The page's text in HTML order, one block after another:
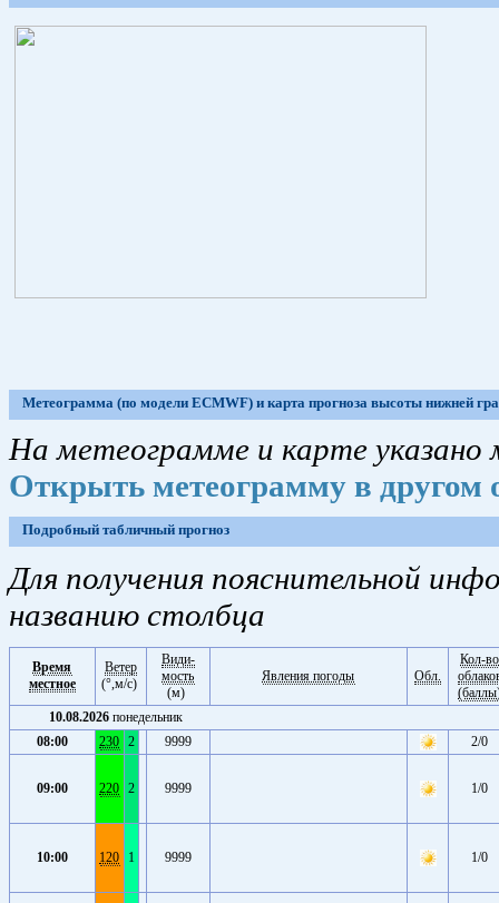
Метеограмма (по модели ECMWF) и карта прогноза высоты нижней
На метеограмме и карте указано
Открыть метеограмму в другом
Подробный табличный прогноз
Для получения пояснительной
названию столбца
Время
местное
Ветер
(°,м/с)
Види-
мость
(м)
Явления погоды Обл.
Кол-во
10.08.2026 понедельник
08:00
230 2 9999 2/0
09:00 220 2 9999 1/0
10:00 120 1 9999 1/0